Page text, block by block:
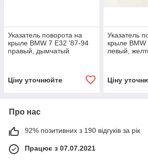
Указатель поворота на
крыле BMW 7 E32 '87-94
правый, дымчатый
Ціну уточнюйте
Указатель
крыле
левый,
Ціну
Про нас
92% позитивних з 190 відгуків за рік
Працює з 07.07.2021